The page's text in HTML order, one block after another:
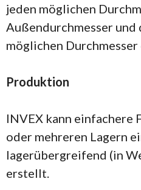
jeden möglichen
Außendurchmesser und
möglichen
Produktion
INVEX kann einfachere
oder mehreren Lagern
lagerübergreifend (in
erstellt.